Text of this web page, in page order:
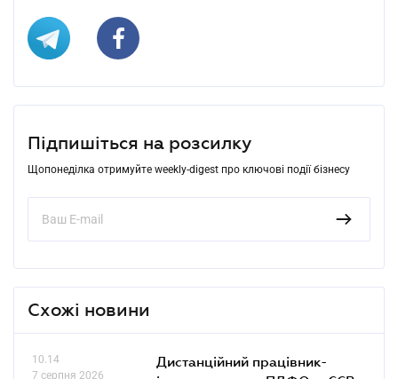
Підпишіться на розсилку
Щопонеділка отримуйте weekly-digest про ключові події бізнесу
Схожі новини
10.14
7 серпня 2026
Дистанційний працівник-